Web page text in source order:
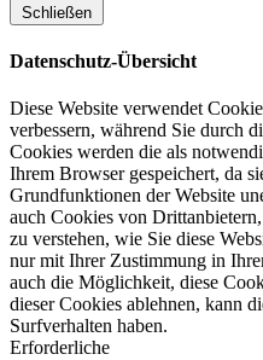
Schließen
Datenschutz-Übersicht
Diese Website verwendet
verbessern, während Sie durch
Cookies werden die als
Ihrem Browser gespeichert, da
Grundfunktionen der Website
auch Cookies von
zu verstehen, wie Sie diese
nur mit Ihrer Zustimmung in
auch die Möglichkeit, diese
dieser Cookies ablehnen, kann
Surfverhalten haben.
Erforderliche